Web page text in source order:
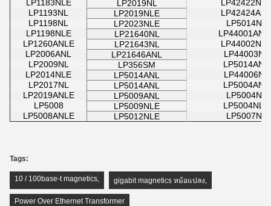
LP1183NLE
LP2019NL
LP42422NLE
LP1193NL
LP2019NLE
LP42424ANL
LP1198NL
LP2023NLE
LP5014NL
LP1198NLE
LP21640NL
LP1260ANLE
LP21643NL
LP44002NLE
LP2006ANL
LP21646ANL
LP44003NL
LP2009NL
LP356SM
LP5014ANL
LP2014NLE
LP5014ANL
LP44006NL
LP2017NL
LP5014ANL
LP5004ANL
LP2019ANLE
LP5009ANL
LP5004NL
LP5008
LP5009NLE
LP5004NLE
LP5008ANLE
LP5012NLE LP5007NL
Tags:
10 / 100base-t magnetics gigabit magnetics หม้อแปลง
Power Over Ethernet Transformer